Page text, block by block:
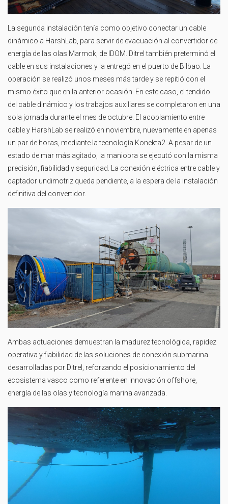
La segunda instalación tenía como objetivo conectar un cable
dinámico a HarshLab, para servir de evacuación al convertidor de
energía de las olas Marmok, de IDOM. Ditrel también preterminó el
cable en sus instalaciones y la entregó en el puerto de Bilbao. La
operación se realizó unos meses más tarde y se repitió con el
mismo éxito que en la anterior ocasión. En este caso, el tendido
del cable dinámico y los trabajos auxiliares se completaron en una
sola jornada durante el mes de octubre. El acoplamiento entre
cable y HarshLab se realizó en noviembre, nuevamente en apenas
un par de horas, mediante la tecnología Konekta2. A pesar de un
estado de mar más agitado, la maniobra se ejecutó con la misma
precisión, fiabilidad y seguridad. La conexión eléctrica entre cable y
captador undimotriz queda pendiente, a la espera de la instalación
definitiva del convertidor.
Ambas actuaciones demuestran la madurez tecnológica, rapidez
operativa y fiabilidad de las soluciones de conexión submarina
desarrolladas por Ditrel, reforzando el posicionamiento del
ecosistema vasco como referente en innovación offshore,
energía de las olas y tecnología marina avanzada.